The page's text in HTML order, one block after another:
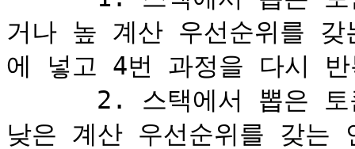
거나 높 계산 우선순위를 갖
에 넣고 4번 과정을 다시
낮은 계산 우선순위를 갖는